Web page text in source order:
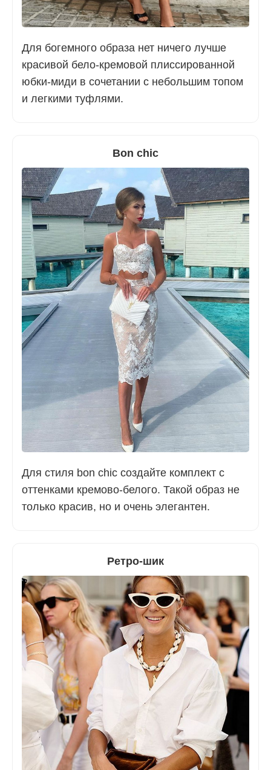
Для богемного образа нет ничего лучше
красивой бело-кремовой плиссированной
юбки-миди в сочетании с небольшим топом
и легкими туфлями.
Bon chic
Для стиля bon chic создайте комплект с
оттенками кремово-белого. Такой образ не
только красив, но и очень элегантен.
Ретро-шик